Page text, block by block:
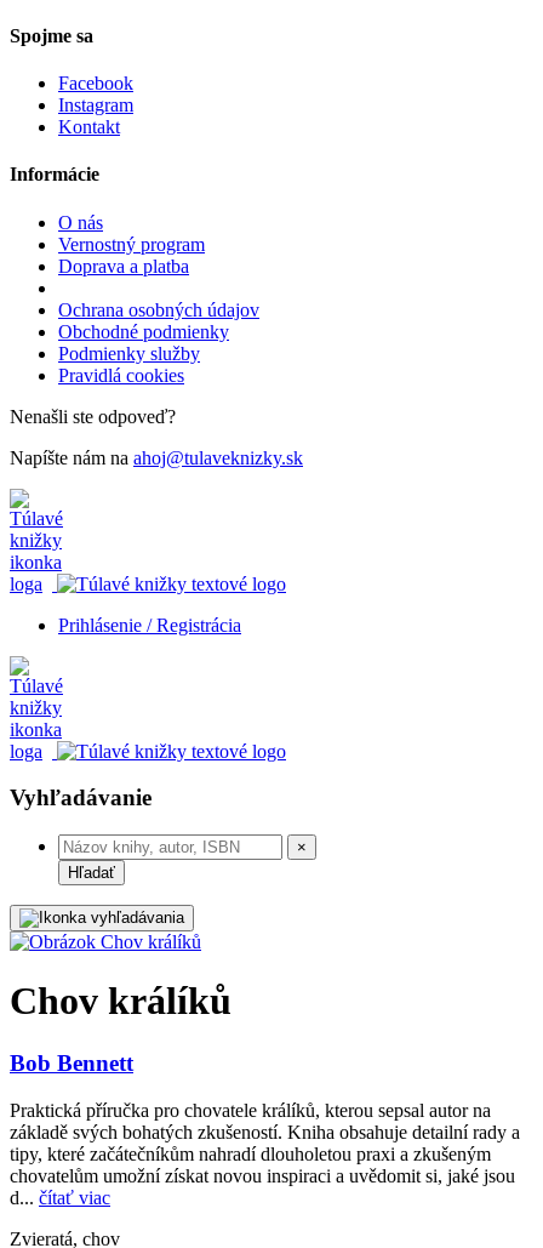
Spojme sa
Facebook
Instagram
Kontakt
Informácie
O nás
Vernostný program
Doprava a platba
Ochrana osobných údajov
Obchodné podmienky
Podmienky služby
Pravidlá cookies
Nenašli ste odpoveď?
Napíšte nám na ahoj@tulaveknizky.sk
Prihlásenie / Registrácia
Vyhľadávanie
×
Hľadať
Chov králíků
Bob Bennett
Praktická příručka pro chovatele králíků, kterou sepsal autor na
základě svých bohatých zkušeností. Kniha obsahuje detailní rady a
tipy, které začátečníkům nahradí dlouholetou praxi a zkušeným
chovatelům umožní získat novou inspiraci a uvědomit si, jaké jsou
d... čítať viac
Zvieratá, chov